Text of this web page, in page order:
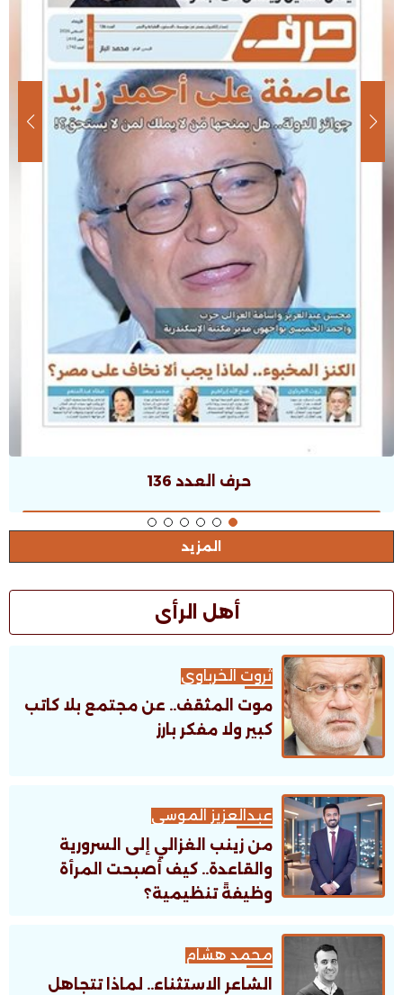
حرف العدد 135
المزيد
أهل الرأى
ثروت الخرباوى
موت المثقف.. عن مجتمع بلا كاتب
كبير ولا مفكر بارز
عبدالعزيز الموسى
من زينب الغزالي إلى السرورية
والقاعدة.. كيف أصبحت المرأة
وظيفةً تنظيمية؟
محمد هشام
الشاعر الاستثناء.. لماذا تتجاهل